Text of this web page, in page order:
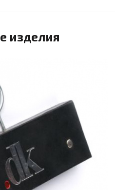
изделия